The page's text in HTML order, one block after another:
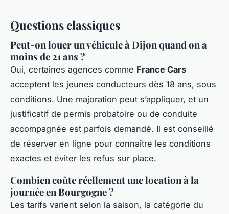
Questions classiques
Peut-on louer un véhicule à Dijon quand on a
moins de 21 ans ?
Oui, certaines agences comme France Cars
acceptent les jeunes conducteurs dès 18 ans, sous
conditions. Une majoration peut s’appliquer, et un
justificatif de permis probatoire ou de conduite
accompagnée est parfois demandé. Il est conseillé
de réserver en ligne pour connaître les conditions
exactes et éviter les refus sur place.
Combien coûte réellement une location à la
journée en Bourgogne ?
Les tarifs varient selon la saison, la catégorie du